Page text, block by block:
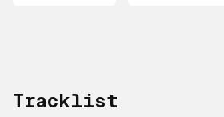
Tracklist